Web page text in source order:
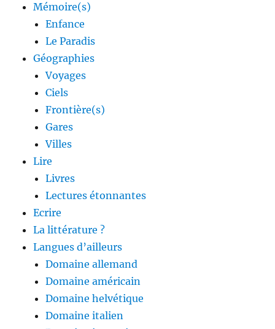
Mémoire(s)
Enfance
Le Paradis
Géographies
Voyages
Ciels
Frontière(s)
Gares
Villes
Lire
Livres
Lectures étonnantes
Ecrire
La littérature ?
Langues d’ailleurs
Domaine allemand
Domaine américain
Domaine helvétique
Domaine italien